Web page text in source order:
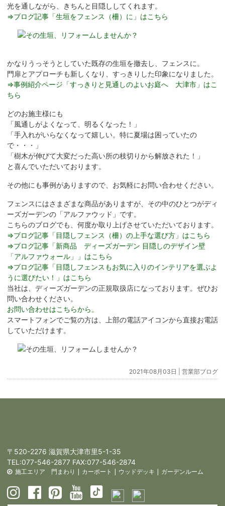
光を通しながら、きちんと目隠ししてくれます。
⇒ブログ記事「生垣をフェンス（柵）に」はこちら
かなりうっそうとしていた既存の生垣を撤去し、フェンスに。
門扉とアプローチも新しくなり、すっきりした印象になりました。
⇒事例紹介ページ「すっきりと見通しのよいお庭へ 大津市」はこ
ちら
どのお施主様にも
「風通しがよくなって、明るくなった！」
「手入れがいらなくなって嬉しい。特に夏場は困っていたの
で・・・」
「樹木が伸びて大変だった高い所の枝切りから解放された！」
と喜んでいただいております。
その他にも事例がありますので、お気軽にお問い合わせください。
フェンスにはさまざまな商品がありますが、その中のひとつがディ
ーズガーデンの「アルファウッド」です。
こちらのブログでも、何度か取り上げさせていただいております。
⇒ブログ記事「目隠しフェンス（柵）の上手な選び方」はこちら
⇒ブログ記事「新商品 ディーズガーデン 目隠しのデザイン壁
「アルファウォール」」はこちら
⇒ブログ記事「目隠しフェンスもお気に入りのインテリアを選ぶよ
うに選びたい！」はこちら
当社は、ディーズガーデンの正規取扱店になっております。ぜひお
問い合わせください。
お問い合わせはこちらから。
スマートフォンでご覧の方は、上部の電話アイコンから直接お電話
していただけます。
2021年08月03日 | 営業部ブログ
〒520-2276 滋賀県大津市里5-1-35
TEL:077-546-2877 FAX:077-546-2874
施工エリア 門まわり | カーポート | ウッドデッキ | ガーデンルーム